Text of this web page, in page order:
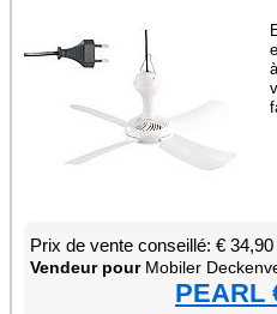
Prix de vente conseillé: € 34,90
Ven­deur pourMobi­ler
PEARL